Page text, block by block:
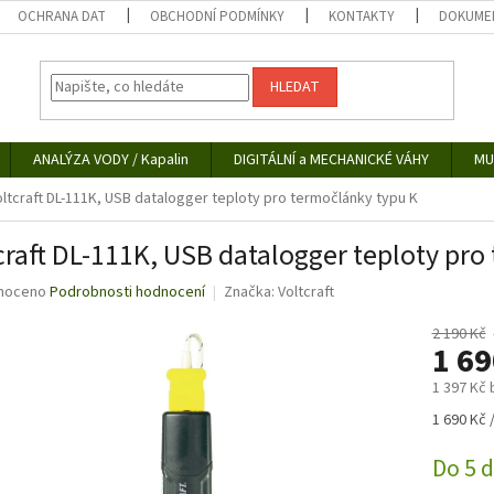
OCHRANA DAT OBCHODNÍ PODMÍNKY KONTAKTY
HLEDAT
ANALÝZA VODY / Kapalin DIGITÁLNÍ a MECHANICKÉ VÁHY
DL-111K, USB datalogger teploty pro termočlánky typu K
DL-111K, USB datalogger teploty
Podrobnosti hodnocení Značka: Voltcraft
2 190 Kč
1
1 397 Kč
Měrná
1 690 Kč
Do 5